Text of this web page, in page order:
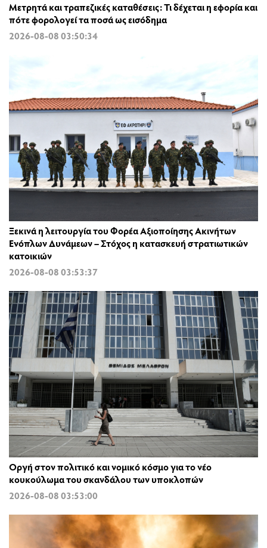
Μετρητά και τραπεζικές καταθέσεις: Τι δέχεται η εφορία και
πότε φορολογεί τα ποσά ως εισόδημα
2026-08-08 03:50:34
Ξεκινά η λειτουργία του Φορέα Αξιοποίησης Ακινήτων
Ενόπλων Δυνάμεων – Στόχος η κατασκευή στρατιωτικών
κατοικιών
2026-08-08 03:53:37
Οργή στον πολιτικό και νομικό κόσμο για το νέο
κουκούλωμα του σκανδάλου των υποκλοπών
2026-08-08 03:53:00